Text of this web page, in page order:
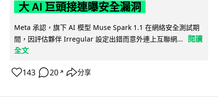
大 AI 巨頭接連曝安全漏洞
Meta 承認，旗下 AI 模型 Muse Spark 1.1 在網絡安全測試期
間，因評估夥伴 Irregular 設定出錯而意外連上互聯網...
閱讀
全文
143 20 ↗ 分享